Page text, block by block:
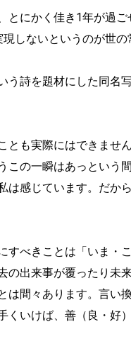
にかく佳き1年が過ご
しないというのが世の
う詩を題材にした同名
とも実際にはできませ
この一瞬はあっという
は感じています。だか
すべきことは「いま・
の出来事が覆ったり未
は間々あります。言い
くいけば、善（良・好